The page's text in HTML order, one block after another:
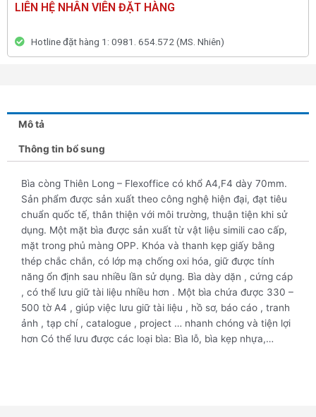
LIÊN HỆ NHÂN VIÊN ĐẶT HÀNG
Hotline đặt hàng 1: 0981. 654.572 (MS. Nhiên)
Mô tả
Thông tin bổ sung
Bìa còng Thiên Long – Flexoffice có khổ A4,F4 dày 70mm.
Sản phẩm được sản xuất theo công nghệ hiện đại, đạt tiêu
chuẩn quốc tế, thân thiện với môi trường, thuận tiện khi sử
dụng. Một mặt bìa được sản xuất từ vật liệu simili cao cấp,
mặt trong phủ màng OPP. Khóa và thanh kẹp giấy bằng
thép chắc chắn, có lớp mạ chống oxi hóa, giữ được tính
năng ổn định sau nhiều lần sử dụng. Bìa dày dặn , cứng cáp
, có thể lưu giữ tài liệu nhiều hơn . Một bìa chứa được 330 –
500 tờ A4 , giúp việc lưu giữ tài liệu , hồ sơ, báo cáo , tranh
ảnh , tạp chí , catalogue , project … nhanh chóng và tiện lợi
hơn Có thể lưu được các loại bìa: Bìa lỗ, bìa kẹp nhựa,…